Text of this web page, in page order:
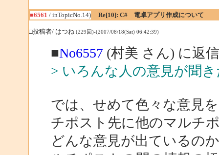
■6561 / inTopicNo.14) Re[10]: C# 電卓アプリ作成について
□投稿者/ はつね (229回)-(2007/08/18(Sat) 06:42:39)
■No6557(村美 さん) に返信
> いろんな人の意見が聞
では、せめて色々な意見
チポスト先に他のマルチ
どんな意見が出ているの